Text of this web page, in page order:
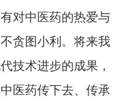
对中医药的热爱与
贪图小利。将来我
技术进步的成果，
医药传下去、传承